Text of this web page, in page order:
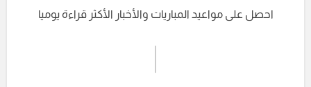
إرسال تعليق
احصل على مواعيد المباريات والأخبار الأكثر قراءة يوميا